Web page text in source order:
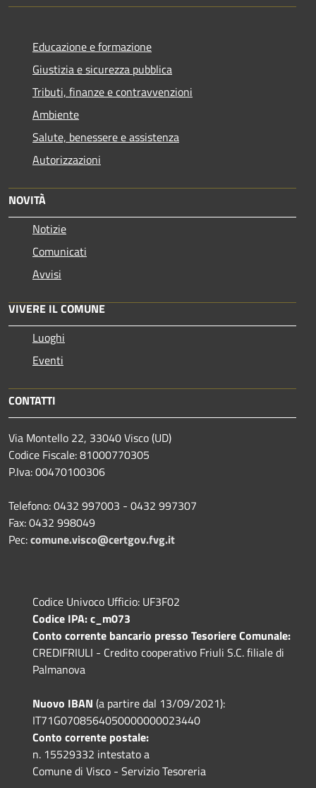
Educazione e formazione
Giustizia e sicurezza pubblica
Tributi, finanze e contravvenzioni
Ambiente
Salute, benessere e assistenza
Autorizzazioni
NOVITÀ
Notizie
Comunicati
Avvisi
VIVERE IL COMUNE
Luoghi
Eventi
CONTATTI
Via Montello 22, 33040 Visco (UD)
Codice Fiscale: 81000770305
P.Iva: 00470100306
Telefono: 0432 997003 - 0432 997307
Fax: 0432 998049
Pec:comune.visco@certgov.fvg.it
Codice Univoco Ufficio: UF3F02
Codice IPA: c_m073
Conto corrente bancario presso Tesoriere Comunale:
CREDIFRIULI - Credito cooperativo Friuli S.C. filiale di
Palmanova
Nuovo IBAN (a partire dal 13/09/2021):
IT71G0708564050000000023440
Conto corrente postale:
n. 15529332 intestato a
Comune di Visco - Servizio Tesoreria